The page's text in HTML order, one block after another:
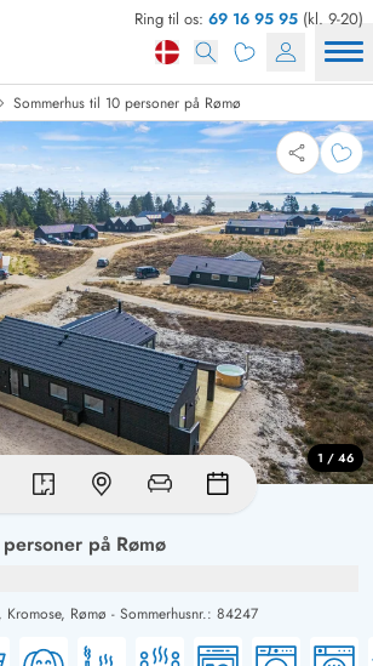
Ring til os: 69 16 95 95 (kl. 9-20)
Sommerhus til 10 personer på Rømø
på Rømø
Kromose, Rømø - Sommerhusnr.: 84247
1 / 46